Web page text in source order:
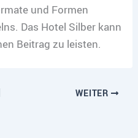
und Formen
Das Hotel Silber kann
Beitrag zu leisten.
WEITER